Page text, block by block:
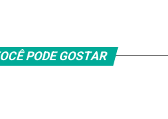
PODE GOSTAR